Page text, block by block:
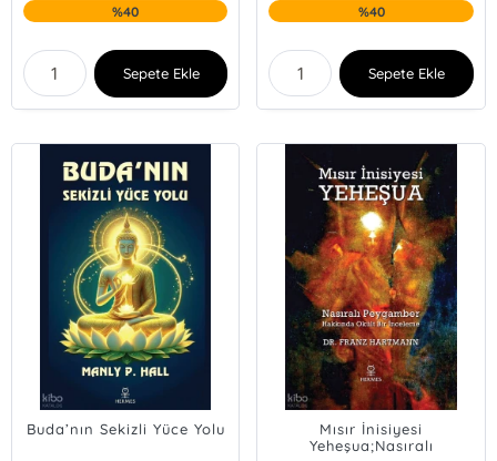
%40
Sepete Ekle
%40
Sepete Ekle
Buda’nın Sekizli Yüce Yolu
Mısır İnisiyesi
Yeheşua;Nasıralı